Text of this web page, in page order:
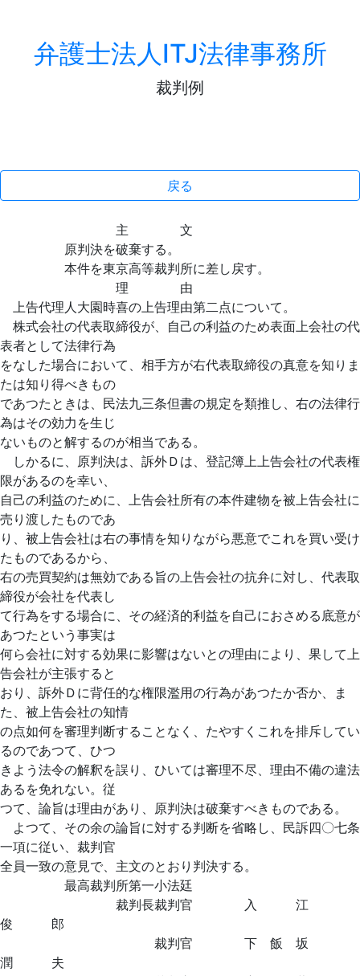
弁護士法人ITJ法律事務所
裁判例
戻る
主 文
原判決を破棄する。
本件を東京高等裁判所に差し戻す。
理 由
上告代理人大園時喜の上告理由第二点について。
株式会社の代表取締役が、自己の利益のため表面上会社の代
表者として法律行為
をなした場合において、相手方が右代表取締役の真意を知りま
たは知り得べきもの
であつたときは、民法九三条但書の規定を類推し、右の法律行
為はその効力を生じ
ないものと解するのが相当である。
しかるに、原判決は、訴外Ｄは、登記簿上上告会社の代表権
限があるのを幸い、
自己の利益のために、上告会社所有の本件建物を被上告会社に
売り渡したものであ
り、被上告会社は右の事情を知りながら悪意でこれを買い受け
たものであるから、
右の売買契約は無効である旨の上告会社の抗弁に対し、代表取
締役が会社を代表し
て行為をする場合に、その経済的利益を自己におさめる底意が
あつたという事実は
何ら会社に対する効果に影響はないとの理由により、果して上
告会社が主張すると
おり、訴外Ｄに背任的な権限濫用の行為があつたか否か、ま
た、被上告会社の知情
の点如何を審理判断することなく、たやすくこれを排斥してい
るのであつて、ひつ
きよう法令の解釈を誤り、ひいては審理不尽、理由不備の違法
あるを免れない。従
つて、論旨は理由があり、原判決は破棄すべきものである。
よつて、その余の論旨に対する判断を省略し、民訴四〇七条
一項に従い、裁判官
全員一致の意見で、主文のとおり判決する。
最高裁判所第一小法廷
裁判長裁判官 入 江
俊 郎
裁判官 下 飯 坂
潤 夫